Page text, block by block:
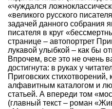
«чуждался
«великого русского
задачей данного собрания
писателя в круг
странице – автопортрет
лукавой улыбкой – как бы
Впрочем, все это не очень
достигнута: в руках у
Приговских
алфавитным каталогом и
статьей. А впереди том
(главный текст – роман